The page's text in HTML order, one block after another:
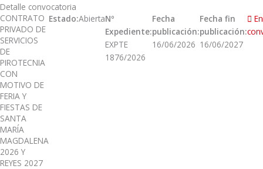
Detalle convocatoria
CONTRATO
PRIVADO DE
SERVICIOS
DE
PIROTECNIA
CON
MOTIVO DE
FERIA Y
FIESTAS DE
SANTA
MARÍA
MAGDALENA
2026 Y
REYES 2027
Estado:AbiertaNº
Expediente:
EXPTE
1876/2026
Fecha
publicación:
16/06/2026
Fecha fin
publicación:
16/06/2027